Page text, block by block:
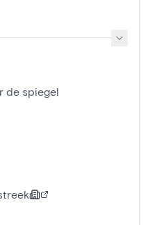
de spiegel